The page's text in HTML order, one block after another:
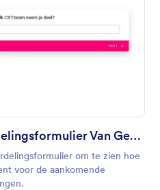
Voorbeeld:
Beoordelingsformulier Van Gereedheid Voor Verandering
om te zien hoe
voor de aankomende